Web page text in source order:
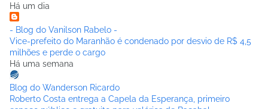
Há um dia
- Blog do Vanilson Rabelo -
Vice-prefeito do Maranhão é condenado por desvio de R$ 4,5
milhões e perde o cargo
Há uma semana
Blog do Wanderson Ricardo
Roberto Costa entrega a Capela da Esperança, primeiro